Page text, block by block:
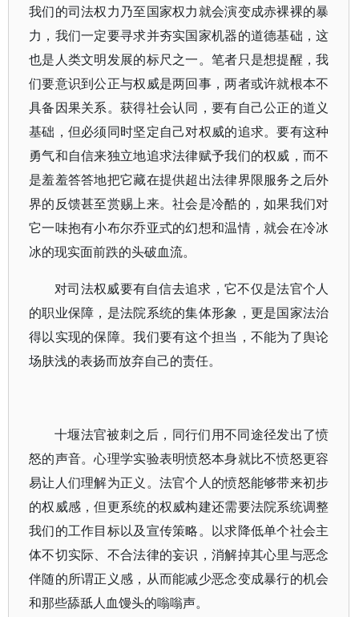
我们的司法权力乃至国家权力就会演变成赤裸裸的暴
力，我们一定要寻求并夯实国家机器的道德基础，这
也是人类文明发展的标尺之一。笔者只是想提醒，我
们要意识到公正与权威是两回事，两者或许就根本不
具备因果关系。获得社会认同，要有自己公正的道义
基础，但必须同时坚定自己对权威的追求。要有这种
勇气和自信来独立地追求法律赋予我们的权威，而不
是羞羞答答地把它藏在提供超出法律界限服务之后外
界的反馈甚至赏赐上来。社会是冷酷的，如果我们对
它一味抱有小布尔乔亚式的幻想和温情，就会在冷冰
冰的现实面前跌的头破血流。
对司法权威要有自信去追求，它不仅是法官个人
的职业保障，是法院系统的集体形象，更是国家法治
得以实现的保障。我们要有这个担当，不能为了舆论
场肤浅的表扬而放弃自己的责任。
十堰法官被刺之后，同行们用不同途径发出了愤
怒的声音。心理学实验表明愤怒本身就比不愤怒更容
易让人们理解为正义。法官个人的愤怒能够带来初步
的权威感，但更系统的权威构建还需要法院系统调整
我们的工作目标以及宣传策略。以求降低单个社会主
体不切实际、不合法律的妄识，消解掉其心里与恶念
伴随的所谓正义感，从而能减少恶念变成暴行的机会
和那些舔舐人血馒头的嗡嗡声。